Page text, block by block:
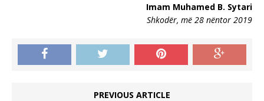
Imam Muhamed B. Sytari
Shkodër, më 28 nëntor 2019
PREVIOUS ARTICLE